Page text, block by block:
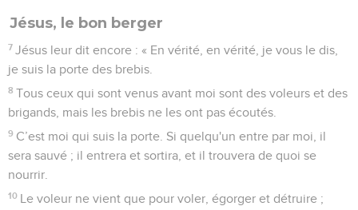
Jésus, le bon berger
7 Jésus leur dit encore : « En vérité, en vérité, je vous le dis,
je suis la porte des brebis.
8 Tous ceux qui sont venus avant moi sont des voleurs et des
brigands, mais les brebis ne les ont pas écoutés.
9 C’est moi qui suis la porte. Si quelqu'un entre par moi, il
sera sauvé ; il entrera et sortira, et il trouvera de quoi se
nourrir.
10 Le voleur ne vient que pour voler, égorger et détruire ;